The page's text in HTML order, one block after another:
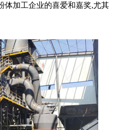
体加工企业的喜爱和嘉奖,尤其